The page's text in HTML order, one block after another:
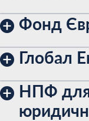
Фонд
Глобал
НПФ для